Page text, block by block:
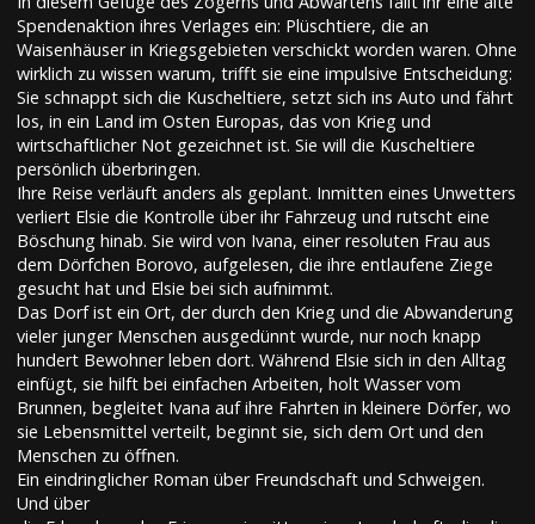
Spendenaktion ihres Verlages ein: Plüschtiere, die an
Waisenhäuser in Kriegsgebieten verschickt worden waren. Ohne
wirklich zu wissen warum, trifft sie eine impulsive Entscheidung:
Sie schnappt sich die Kuscheltiere, setzt sich ins Auto und fährt
los, in ein Land im Osten Europas, das von Krieg und
wirtschaftlicher Not gezeichnet ist. Sie will die Kuscheltiere
persönlich überbringen.
Ihre Reise verläuft anders als geplant. Inmitten eines Unwetters
verliert Elsie die Kontrolle über ihr Fahrzeug und rutscht eine
Böschung hinab. Sie wird von Ivana, einer resoluten Frau aus
dem Dörfchen Borovo, aufgelesen, die ihre entlaufene Ziege
gesucht hat und Elsie bei sich aufnimmt.
Das Dorf ist ein Ort, der durch den Krieg und die Abwanderung
vieler junger Menschen ausgedünnt wurde, nur noch knapp
hundert Bewohner leben dort. Während Elsie sich in den Alltag
einfügt, sie hilft bei einfachen Arbeiten, holt Wasser vom
Brunnen, begleitet Ivana auf ihre Fahrten in kleinere Dörfer, wo
sie Lebensmittel verteilt, beginnt sie, sich dem Ort und den
Menschen zu öffnen.
Ein eindringlicher Roman über Freundschaft und Schweigen.
Und über